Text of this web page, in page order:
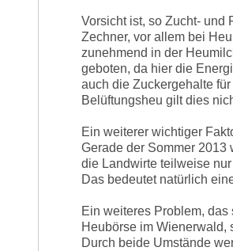
Vorsicht ist, so Zucht- und
Zechner, vor allem bei
zunehmend in der
geboten, da hier die
auch die Zuckergehalte
Belüftungsheu gilt dies
Ein weiterer wichtiger
Gerade der Sommer 2013
die Landwirte teilweise
Das bedeutet natürlich
Ein weiteres Problem,
Heubörse im Wienerwald,
Durch beide Umstände